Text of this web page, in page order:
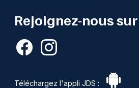
Rejoignez-nous sur
Téléchargez l'appli JDS :